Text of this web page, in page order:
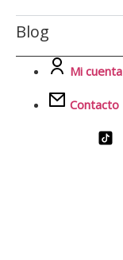
Blog
Mi cuenta
Contacto